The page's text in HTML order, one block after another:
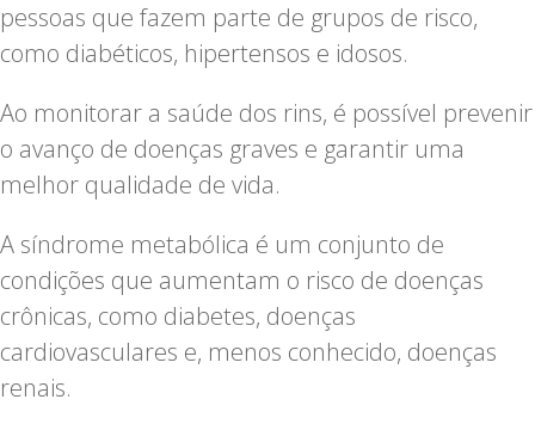
pessoas que fazem parte de grupos de risco,
como diabéticos, hipertensos e idosos.
Ao monitorar a saúde dos rins, é possível prevenir
o avanço de doenças graves e garantir uma
melhor qualidade de vida.
A síndrome metabólica é um conjunto de
condições que aumentam o risco de doenças
crônicas, como diabetes, doenças
cardiovasculares e, menos conhecido, doenças
renais.